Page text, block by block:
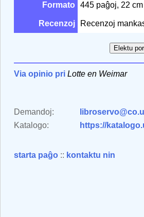
Formato 445 paĝoj, 22
Recenzoj Recenzoj
Via opinio pri Lotte en Weimar
Demandoj:
Katalogo:
https://
starta paĝo :: kontaktu nin